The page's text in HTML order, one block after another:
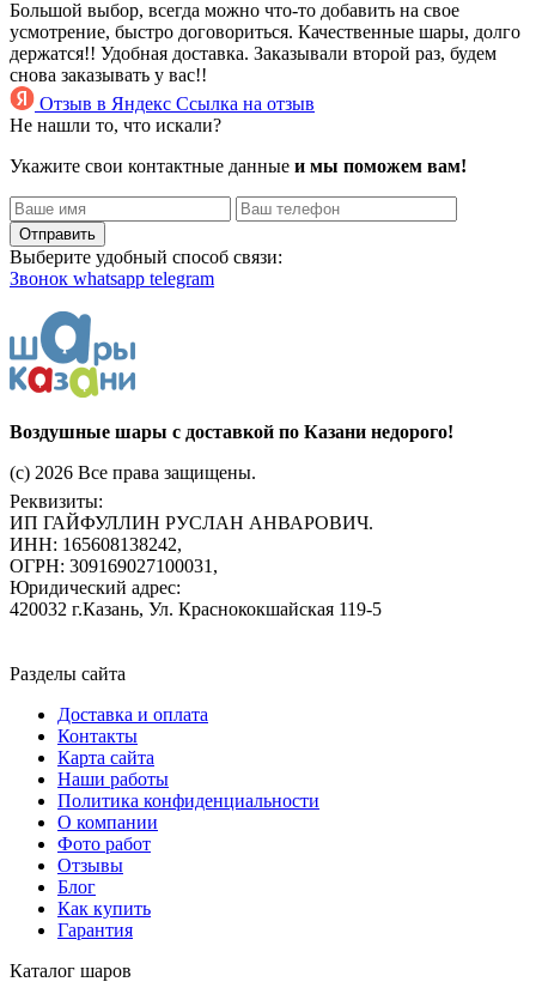
Большой выбор, всегда можно что-то добавить на свое
усмотрение, быстро договориться. Качественные шары, долго
держатся!! Удобная доставка. Заказывали второй раз, будем
снова заказывать у вас!!
Отзыв в Яндекс Ссылка на отзыв
Не нашли то, что искали?
Укажите свои контактные данные и мы поможем вам!
Отправить
Выберите удобный способ связи:
Звонок whatsapp telegram
Воздушные шары с доставкой по Казани недорого!
(c) 2026 Все права защищены.
Реквизиты:
ИП ГАЙФУЛЛИН РУСЛАН АНВАРОВИЧ.
ИНН: 165608138242,
ОГРН: 309169027100031,
Юридический адрес:
420032 г.Казань, Ул. Краснококшайская 119-5
Разделы сайта
Доставка и оплата
Контакты
Карта сайта
Наши работы
Политика конфиденциальности
О компании
Фото работ
Отзывы
Блог
Как купить
Гарантия
Каталог шаров